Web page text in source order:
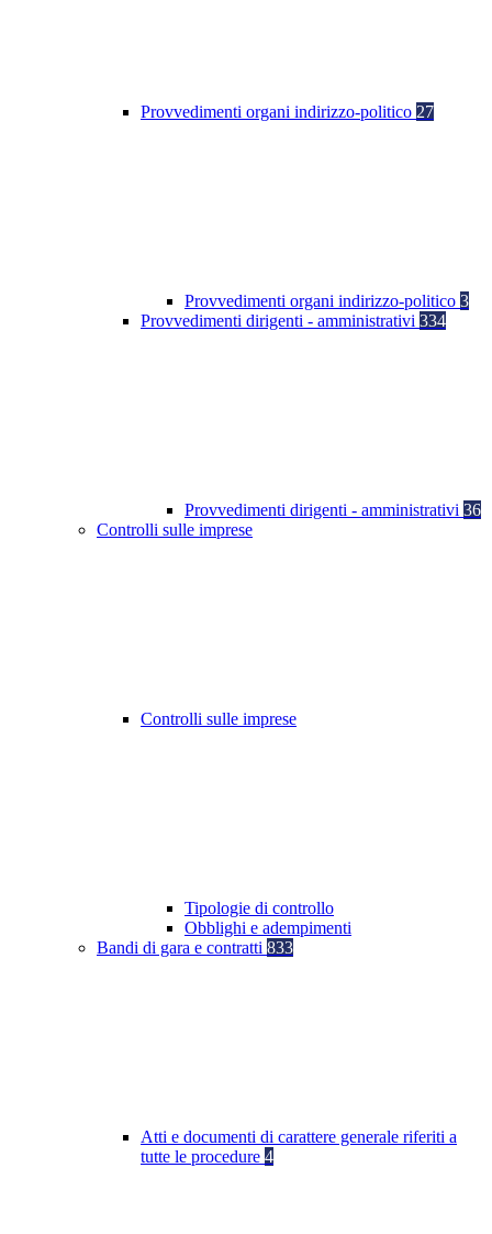
Provvedimenti organi indirizzo-politico 27
Provvedimenti organi indirizzo-politico 3
Provvedimenti dirigenti - amministrativi 334
Provvedimenti dirigenti - amministrativi 36
Controlli sulle imprese
Controlli sulle imprese
Tipologie di controllo
Obblighi e adempimenti
Bandi di gara e contratti 833
Atti e documenti di carattere generale riferiti a
tutte le procedure 4